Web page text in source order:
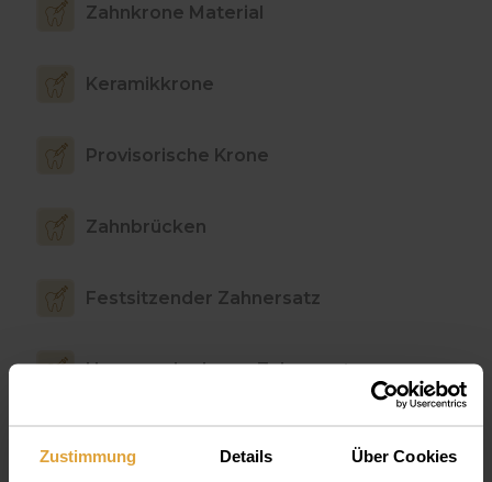
Zustimmung Details Über Cookies
Zahnkrone Material
Keramikkrone
Provisorische Krone
Zahnbrücken
Festsitzender Zahnersatz
Herausnehmbarer Zahnersatz